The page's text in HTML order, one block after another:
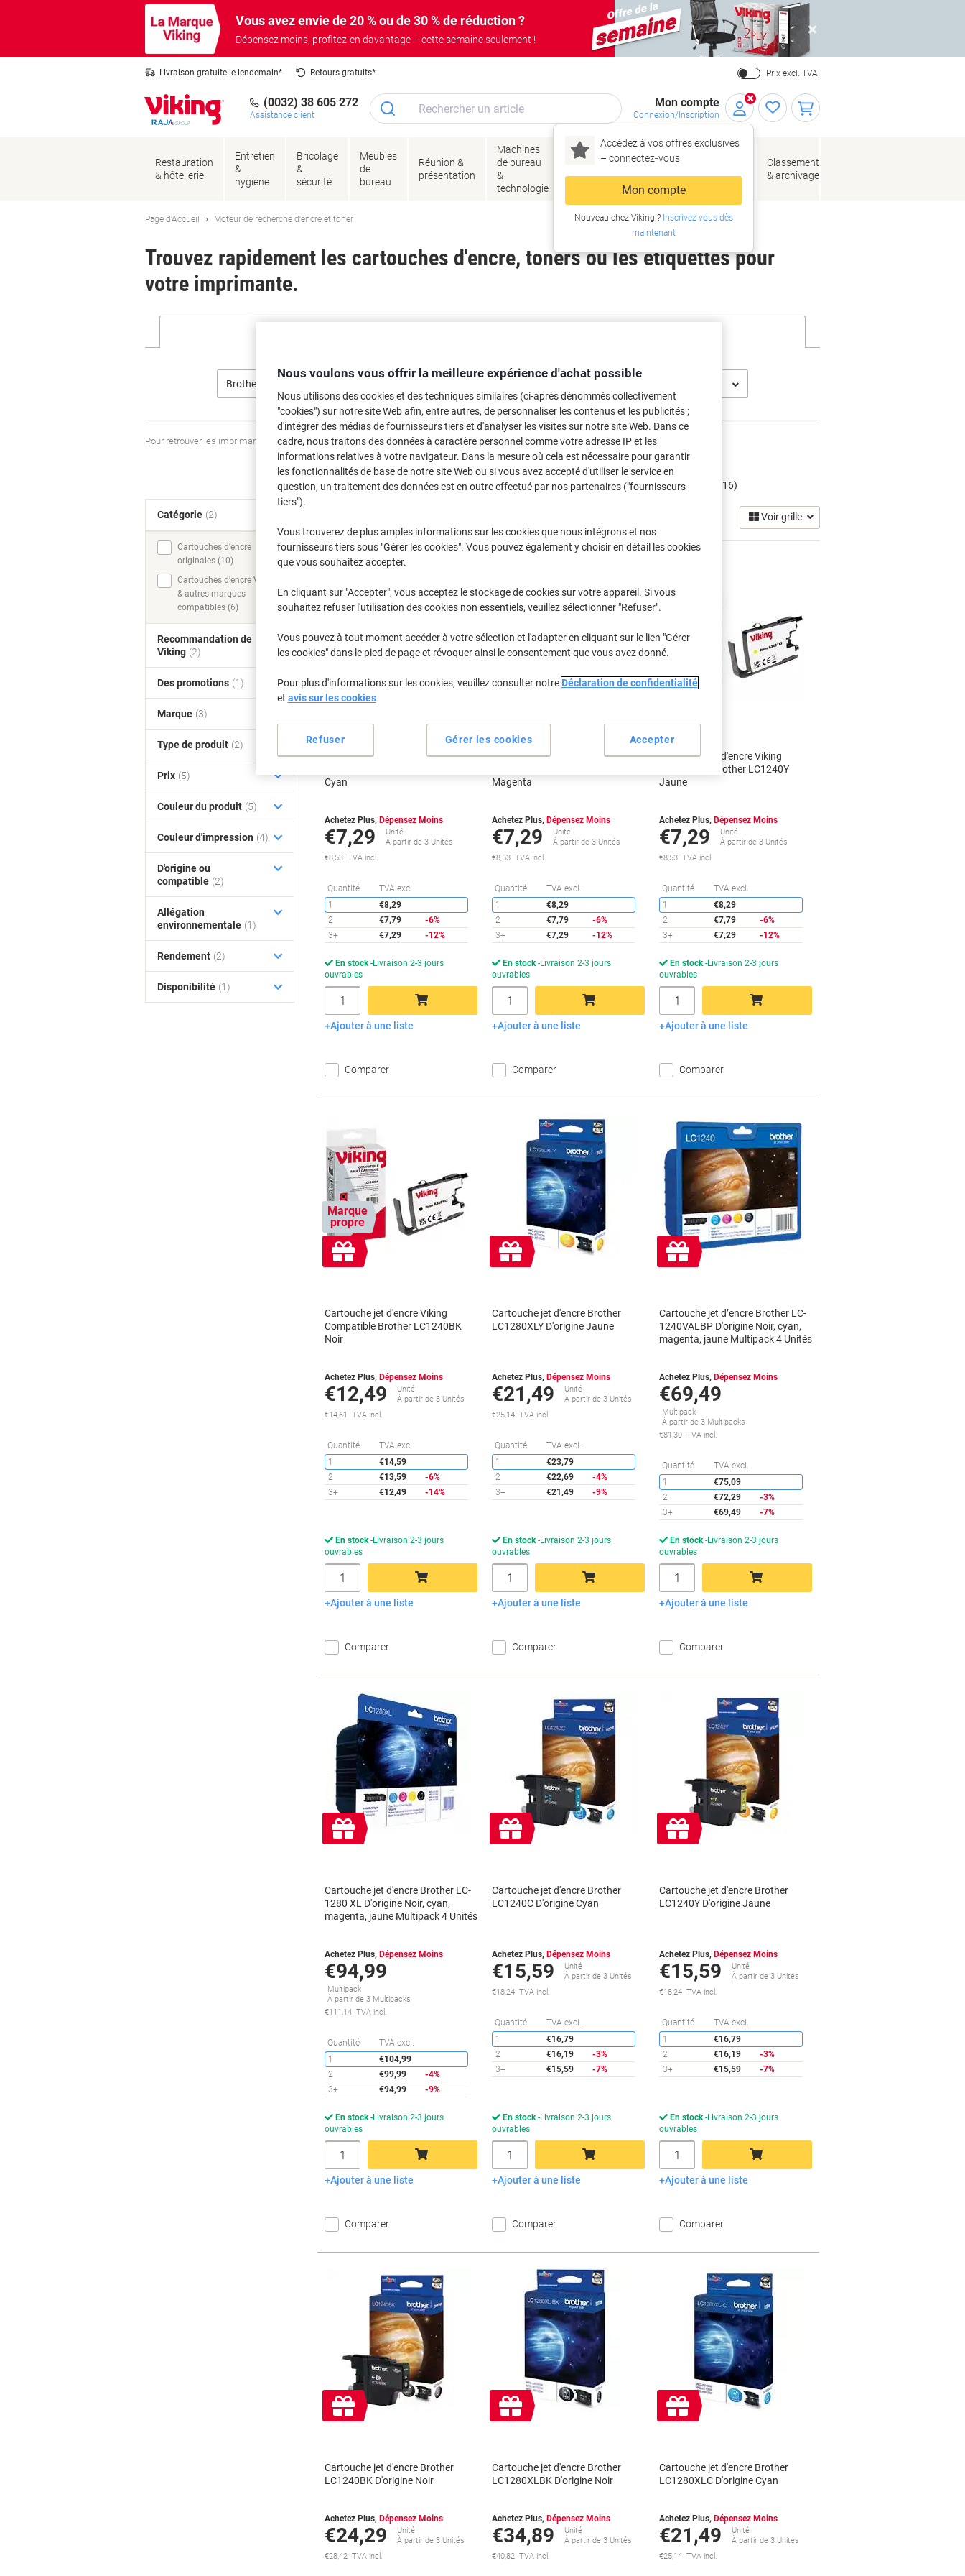
Vous avez envie de 20 % ou de 30 % de réduction ?
Dépensez moins, profitez-en davantage – cette semaine seulement !
Close
Livraison gratuite le lendemain* Retours gratuits* Prix excl. TVA.
(0032) 38 605 272
Assistance client
Mon compte
Connexion/Inscription
Accédez à vos offres exclusives
– connectez‑vous
Mon compte
Nouveau chez Viking ?Inscrivez-vous dès
maintenant
Restauration
& hôtellerie
Entretien
&
hygiène
Bricolage
&
sécurité
Meubles
de
bureau
Réunion &
présentation
Machines
de bureau
&
technologie
Encres
Papier,
enveloppes
&
emballage
de bureau
Classement
& archivage
Page d'Accueil Moteur de recherche d'encre et toner
Trouvez rapidement les cartouches d'encre, toners ou les étiquettes pour
votre imprimante.
Brother
Pour retrouver les imprimantes listées et/ou les cartouches précédemment achetéesSe connecter
Brother MFC-J 6710 DW Cartouches Jet Encre (16)
Voir grille
Marque
Cadeau
gratuit
Cartouche jet d'encre Viking
Cyan
Achetez Plus, Dépensez Moins
€7,29
Unité
À partir de 3 Unités
€8,53 TVA incl.
Quantité TVA excl.
Économies
1
€8,29
2
€7,79
-6%
3+
€7,29 -12%
En stock Livraison 2-3 jours
ouvrables
Quantité
Ajouter au panier
Ajouter à une liste
Comparer
Marque
Cadeau
Cartouche jet d'encre Viking
Magenta
Achetez Plus, Dépensez Moins
€7,29
Unité
À partir de 3 Unités
€8,53 TVA incl.
Quantité TVA excl.
Économies
1
€8,29
2
€7,79
-6%
3+
€7,29 -12%
En stock Livraison 2-3 jours
ouvrables
Quantité
Ajouter au panier
Ajouter à une liste
Comparer
Marque
Cadeau
Cartouche jet d'encre Viking
Compatible Brother LC1240Y
Jaune
Achetez Plus, Dépensez Moins
€7,29
Unité
À partir de 3 Unités
€8,53 TVA incl.
Quantité TVA excl.
1
€8,29
2
€7,79
-6%
3+
€7,29 -12%
En stock Livraison 2-3 jours
ouvrables
Quantité
Ajouter au panier
Ajouter à une liste
Comparer
Marque
propre
Cadeau
gratuit
Cartouche jet d'encre Viking
Compatible Brother LC1240BK
Noir
Achetez Plus, Dépensez Moins
€12,49
Unité
À partir de 3 Unités
€14,61 TVA incl.
Quantité TVA excl.
Économies
1
€14,59
2
€13,59
-6%
3+
€12,49 -14%
En stock Livraison 2-3 jours
ouvrables
Quantité
Ajouter au panier
Ajouter à une liste
Comparer
Cadeau
gratuit
Cartouche jet d'encre Brother
LC1280XLY D'origine Jaune
Achetez Plus, Dépensez Moins
€21,49
Unité
À partir de 3 Unités
€25,14 TVA incl.
Quantité TVA excl.
1
€23,79
2
€22,69
-4%
3+
€21,49 -9%
En stock Livraison 2-3 jours
ouvrables
Quantité
Ajouter au panier
Ajouter à une liste
Comparer
Cadeau
gratuit
Cartouche jet d’encre Brother LC-
1240VALBP D'origine Noir, cyan,
magenta, jaune Multipack 4 Unités
Achetez Plus, Dépensez Moins
€69,49
Multipack
À partir de 3 Multipacks
€81,30 TVA incl.
Quantité TVA excl.
1
€75,09
2
€72,29
-3%
3+
€69,49 -7%
En stock Livraison 2-3 jours
ouvrables
Quantité
Ajouter au panier
Ajouter à une liste
Comparer
Cadeau
gratuit
Cartouche jet d'encre Brother LC-
1280 XL D'origine Noir, cyan,
magenta, jaune Multipack 4 Unités
Achetez Plus, Dépensez Moins
€94,99
Multipack
À partir de 3 Multipacks
€111,14 TVA incl.
Quantité TVA excl.
Économies
1
€104,99
2
€99,99
-4%
3+
€94,99 -9%
En stock Livraison 2-3 jours
ouvrables
Quantité
Ajouter au panier
Ajouter à une liste
Comparer
Cadeau
gratuit
Cartouche jet d'encre Brother
LC1240C D'origine Cyan
Achetez Plus, Dépensez Moins
€15,59
Unité
À partir de 3 Unités
€18,24 TVA incl.
Quantité TVA excl.
Économies
1
€16,79
2
€16,19
-3%
3+
€15,59 -7%
En stock Livraison 2-3 jours
ouvrables
Quantité
Ajouter au panier
Ajouter à une liste
Comparer
Cadeau
gratuit
Cartouche jet d'encre Brother
LC1240Y D'origine Jaune
Achetez Plus, Dépensez Moins
€15,59
Unité
À partir de 3 Unités
€18,24 TVA incl.
Quantité TVA excl.
1
€16,79
2
€16,19
-3%
3+
€15,59 -7%
En stock Livraison 2-3 jours
ouvrables
Quantité
Ajouter au panier
Ajouter à une liste
Comparer
Cadeau
gratuit
Cartouche jet d'encre Brother
LC1240BK D'origine Noir
Achetez Plus, Dépensez Moins
€24,29
Unité
À partir de 3 Unités
€28,42 TVA incl.
Cadeau
gratuit
Cartouche jet d'encre Brother
LC1280XLBK D'origine Noir
Achetez Plus, Dépensez Moins
€34,89
Unité
À partir de 3 Unités
€40,82 TVA incl.
Cadeau
gratuit
Cartouche jet d'encre Brother
LC1280XLC D'origine Cyan
Achetez Plus, Dépensez Moins
€21,49
Unité
À partir de 3 Unités
€25,14 TVA incl.
Catégorie (2)
Cartouches d'encre
originales (10)
Cartouches d'encre Viking
& autres marques
compatibles (6)
Recommandation de
Viking (2)
Des promotions (1)
Marque (3)
Type de produit (2)
Prix (5)
Couleur du produit (5)
Couleur d'impression (4)
D'origine ou
compatible (2)
Allégation
environnementale (1)
Rendement (2)
Disponibilité (1)
Nous voulons vous offrir la meilleure expérience d'achat possible
Nous utilisons des cookies et des techniques similaires (ci-après dénommés collectivement
"cookies") sur notre site Web afin, entre autres, de personnaliser les contenus et les publicités ;
d'intégrer des médias de fournisseurs tiers et d'analyser les visites sur notre site Web. Dans ce
cadre, nous traitons des données à caractère personnel comme votre adresse IP et les
informations relatives à votre navigateur. Dans la mesure où cela est nécessaire pour garantir
les fonctionnalités de base de notre site Web ou si vous avez accepté d'utiliser le service en
question, un traitement des données est en outre effectué par nos partenaires ("fournisseurs
tiers").
Vous trouverez de plus amples informations sur les cookies que nous intégrons et nos
fournisseurs tiers sous "Gérer les cookies". Vous pouvez également y choisir en détail les cookies
que vous souhaitez accepter.
En cliquant sur "Accepter", vous acceptez le stockage de cookies sur votre appareil. Si vous
souhaitez refuser l'utilisation des cookies non essentiels, veuillez sélectionner "Refuser".
Vous pouvez à tout moment accéder à votre sélection et l'adapter en cliquant sur le lien "Gérer
les cookies" dans le pied de page et révoquer ainsi le consentement que vous avez donné.
Pour plus d'informations sur les cookies, veuillez consulter notre Déclaration de confidentialité
et avis sur les cookies
Gérer les cookies
Refuser Accepter